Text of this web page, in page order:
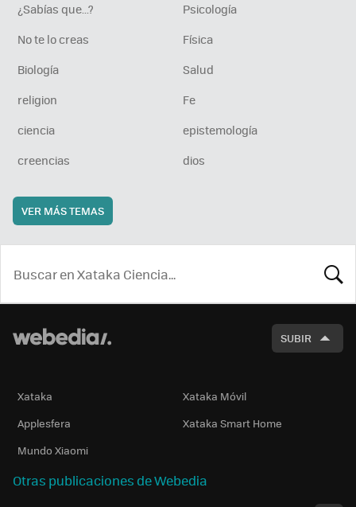
¿Sabías que...?
Psicología
No te lo creas
Física
Biología
Salud
religion
Fe
ciencia
epistemología
creencias
dios
VER MÁS TEMAS
SUBIR
Xataka
Xataka Móvil
Applesfera
Xataka Smart Home
Mundo Xiaomi
Otras publicaciones de Webedia